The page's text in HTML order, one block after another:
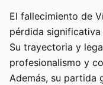
El fallecimiento de
pérdida
Su trayectoria y
profesionalismo y
Además, su partida